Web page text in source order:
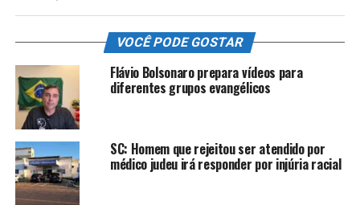
VOCÊ PODE GOSTAR
Flávio Bolsonaro prepara vídeos para
diferentes grupos evangélicos
SC: Homem que rejeitou ser atendido por
médico judeu irá responder por injúria racial